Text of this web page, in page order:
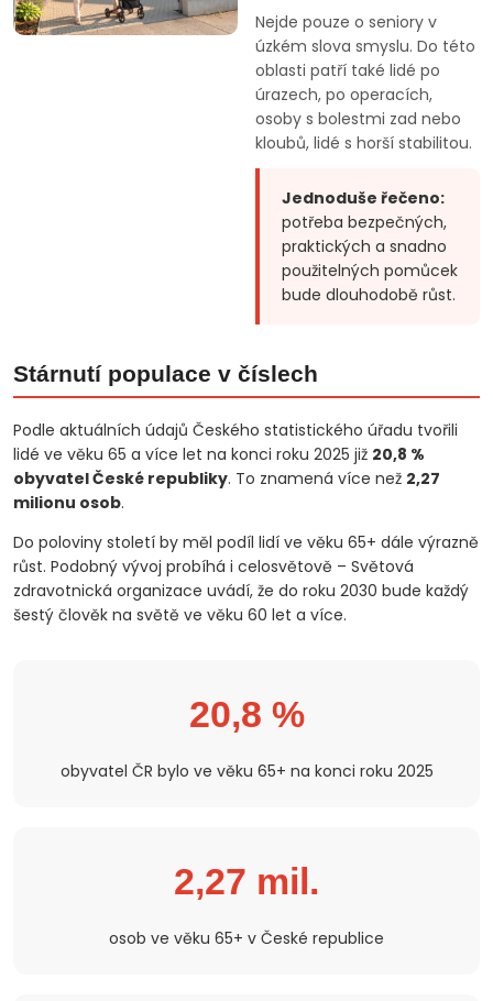
Nejde pouze o seniory v
úzkém slova smyslu. Do této
oblasti patří také lidé po
úrazech, po operacích,
osoby s bolestmi zad nebo
kloubů, lidé s horší stabilitou.
Jednoduše řečeno:
potřeba bezpečných,
praktických a snadno
použitelných pomůcek
bude dlouhodobě růst.
Stárnutí populace v číslech
Podle aktuálních údajů Českého statistického úřadu tvořili
lidé ve věku 65 a více let na konci roku 2025 již 20,8 %
obyvatel České republiky. To znamená více než 2,27
milionu osob.
Do poloviny století by měl podíl lidí ve věku 65+ dále výrazně
růst. Podobný vývoj probíhá i celosvětově – Světová
zdravotnická organizace uvádí, že do roku 2030 bude každý
šestý člověk na světě ve věku 60 let a více.
20,8 %
obyvatel ČR bylo ve věku 65+ na konci roku 2025
2,27 mil.
osob ve věku 65+ v České republice